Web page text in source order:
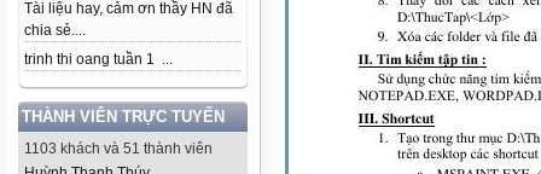
Tài liệu hay, cảm ơn thầy HN đã
chia sẻ....
trinh thi oang tuần 1 ...
THÀNH VIÊN TRỰC TUYẾN
1103 khách và 51 thành viên